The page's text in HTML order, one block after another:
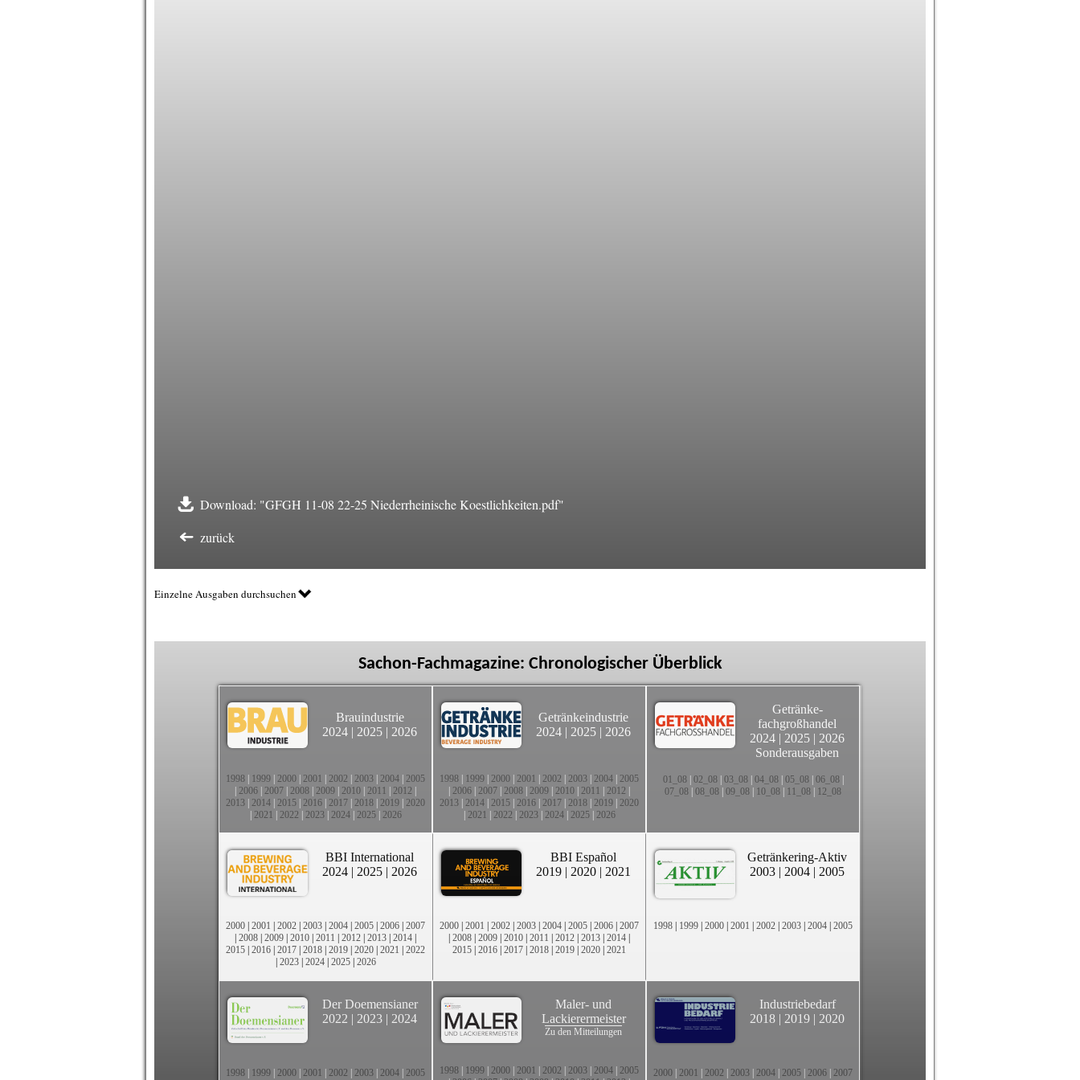
Download: "GFGH 11-08 22-25 Niederrheinische Koestlichkeiten.pdf"
zurück
Einzelne Ausgaben durchsuchen
Sachon-Fachmagazine: Chronologischer Überblick
Brauindustrie
2024 | 2025 | 2026
1998 1999 2000 2001 2002 2003 2004 2005
2006 2007 2008 2009 2010 2011 2012
2013 2014 2015 2016 2017 2018 2019 2020
2021 2022 2023| 2024| 2025| 2026
Getränkeindustrie
2024 | 2025 | 2026
1998 1999 2000 2001 2002 2003 2004 2005
2006 2007 2008 2009 2010 2011 2012
2013 2014 2015 2016 2017 2018 2019 2020
2021 2022 2023| 2024| 2025| 2026
Getränke-
fachgroßhandel
2024 | 2025 | 2026
Sonderausgaben
01_08| 02_08| 03_08| 04_08| 05_08| 06_08|
07_08 08_08 09_08 10_08 11_08 12_08
BBI International
2024 | 2025 | 2026
2000 | 2001 | 2002 | 2003 | 2004 | 2005 | 2006 | 2007
| 2008 | 2009 | 2010 | 2011 | 2012 | 2013 | 2014 |
2015 | 2016 | 2017 | 2018 | 2019 | 2020 | 2021 | 2022
| 2023| 2024| 2025| 2026
BBI Español
2019 | 2020 | 2021
2000 | 2001 | 2002 | 2003 | 2004 | 2005 | 2006 | 2007
| 2008 | 2009 | 2010 | 2011 | 2012 | 2013 | 2014 |
2015 | 2016 | 2017 | 2018 | 2019 | 2020 | 2021
Getränkering-Aktiv
2003 | 2004 | 2005
1998 | 1999 | 2000 | 2001 | 2002 | 2003 | 2004 | 2005
Der Doemensianer
2022 | 2023 | 2024
1998 1999 2000 2001 2002 2003 2004 2005
Maler- und
Lackierermeister
Zu den Mitteilungen
1998 1999 2000 2001 2002 2003 2004 2005
Industriebedarf
2018 | 2019 | 2020
2000 2001 2002 2003 2004 2005 2006 2007